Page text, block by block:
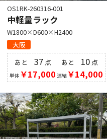
OS1RK-260316-001
中軽量ラック
W1800×D600×H2400
大阪
あと 37点
単体 ￥17,000
あと 10 点
連結￥14,000